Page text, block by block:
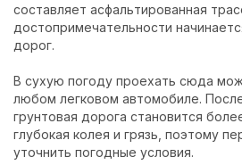
составляет асфальтированная
достопримечательности
дорог.
В сухую погоду проехать сюда
любом легковом автомобиле.
грунтовая дорога становится
глубокая колея и грязь, поэтому
уточнить погодные условия.